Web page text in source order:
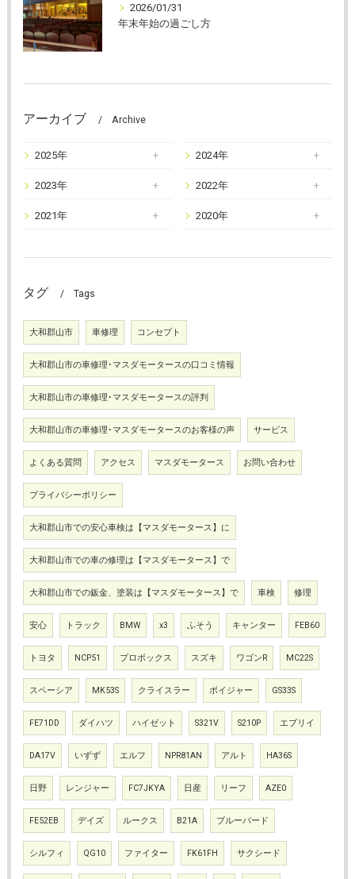
2026/01/31
年末年始の過ごし方
アーカイブ Archive
2025年 2024年
2023年 2022年
2021年 2020年
タグ Tags
大和郡山市 車修理 コンセプト
大和郡山市の車修理･マスダモータースの口コミ情報
大和郡山市の車修理･マスダモータースの評判
大和郡山市の車修理･マスダモータースのお客様の声 サービス
よくある質問 アクセス マスダモータース お問い合わせ
プライバシーポリシー
大和郡山市での安心車検は【マスダモータース】に
大和郡山市での車の修理は【マスダモータース】で
大和郡山市での鈑金、塗装は【マスダモータース】で 車検 修理
安心 トラック BMW x3 ふそう キャンター FEB60
トヨタ NCP51 プロボックス スズキ ワゴンR MC22S
スペーシア MK53S クライスラー ボイジャー GS33S
FE71DD ダイハツ ハイゼット S321V S210P エブリイ
DA17V いずず エルフ NPR81AN アルト HA36S
日野 レンジャー FC7JKYA 日産 リーフ AZE0
FE52EB デイズ ルークス B21A ブルーバード
シルフィ QG10 ファイター FK61FH サクシード